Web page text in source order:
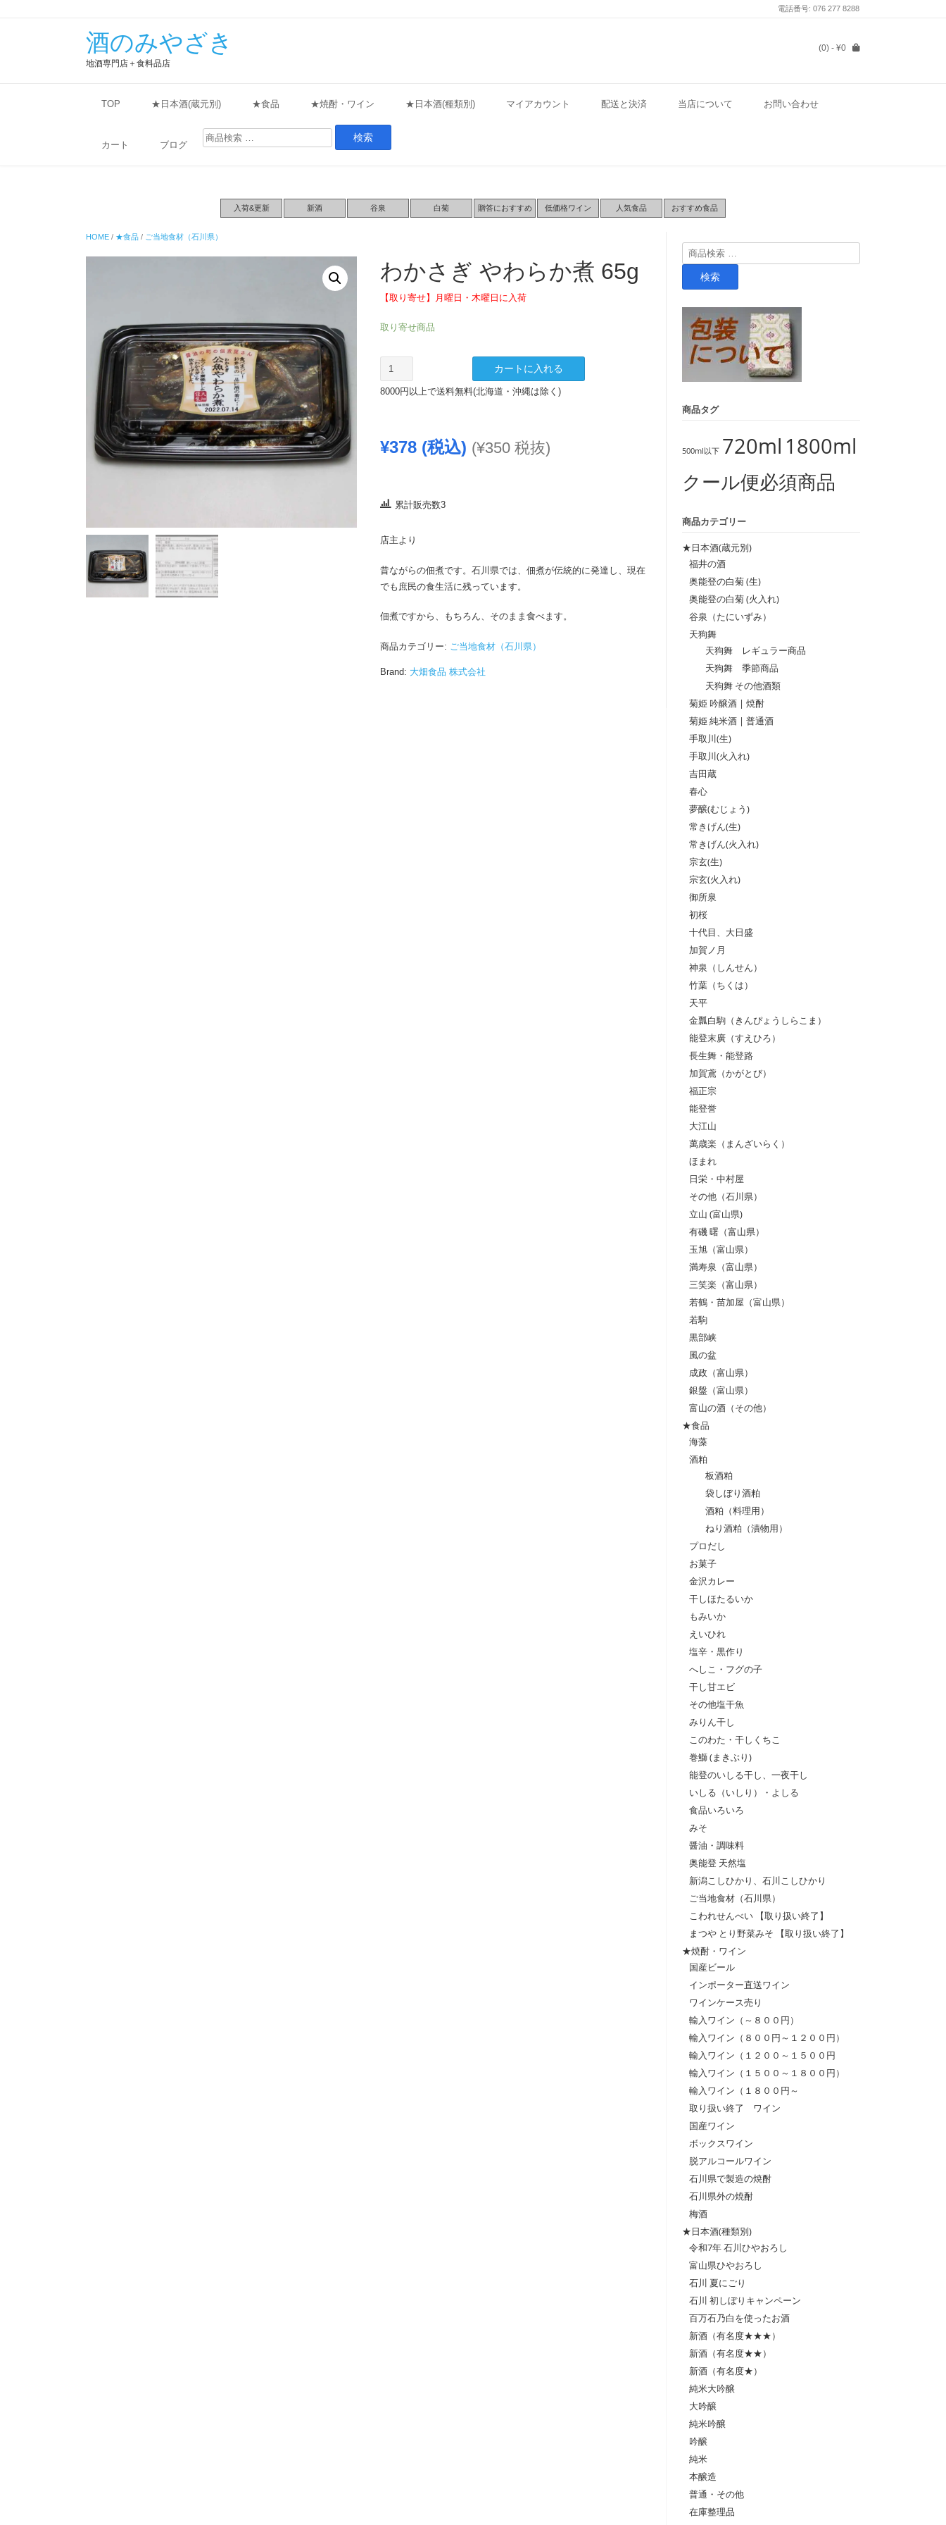
電話番号: 076 277 8288
酒のみやざき
地酒専門店＋食料品店
(0) - ¥0
TOP ★日本酒(蔵元別) ★食品 ★焼酎・ワイン ★日本酒(種類別) マイアカウント 配送と決済 当店について お問い合わせ
カート ブログ
検
索
入荷&更新 新酒 谷泉 白菊 贈答におすすめ 低価格ワイン 人気食品 おすすめ食品
HOME / ★食品 / ご当地食材（石川県）
わかさぎ やわらか煮 65g
【取り寄せ】月曜日・木曜日に入荷
取り寄せ商品
か
さ
わ
65g
カートに入れる
8000円以上で送料無料(北海道・沖縄は除く)
¥378(税込) (¥350税抜)
累計販売数3
店主より
昔ながらの佃煮です。石川県では、佃煮が伝統的に発達し、現在
でも庶民の食生活に残っています。
佃煮ですから、もちろん、そのまま食べます。
商品カテゴリー: ご当地食材（石川県）
Brand: 大畑食品 株式会社
検
索
検索
商品タグ
500ml以下 720ml 1800ml
クール便必須商品
商品カテゴリー
★日本酒(蔵元別)
福井の酒
奥能登の白菊 (生)
奥能登の白菊 (火入れ)
谷泉（たにいずみ）
天狗舞
天狗舞 レギュラー商品
天狗舞 季節商品
天狗舞 その他酒類
菊姫 吟醸酒 | 焼酎
菊姫 純米酒 | 普通酒
手取川(生)
手取川(火入れ)
吉田蔵
春心
夢醸(むじょう)
常きげん(生)
常きげん(火入れ)
宗玄(生)
宗玄(火入れ)
御所泉
初桜
十代目、大日盛
加賀ノ月
神泉（しんせん）
竹葉（ちくは）
天平
金瓢白駒（きんぴょうしらこま）
能登末廣（すえひろ）
長生舞・能登路
加賀鳶（かがとび）
福正宗
能登誉
大江山
萬歳楽（まんざいらく）
ほまれ
日栄・中村屋
その他（石川県）
立山 (富山県)
有磯 曙（富山県）
玉旭（富山県）
満寿泉（富山県）
三笑楽（富山県）
若鶴・苗加屋（富山県）
若駒
黒部峡
風の盆
成政（富山県）
銀盤（富山県）
富山の酒（その他）
★食品
海藻
酒粕
板酒粕
袋しぼり酒粕
酒粕（料理用）
ねり酒粕（漬物用）
プロだし
お菓子
金沢カレー
干しほたるいか
もみいか
えいひれ
塩辛・黒作り
へしこ・フグの子
干し甘エビ
その他塩干魚
みりん干し
このわた・干しくちこ
巻鰤 (まきぶり)
能登のいしる干し、一夜干し
いしる（いしり）・よしる
食品いろいろ
みそ
醤油・調味料
奥能登 天然塩
新潟こしひかり、石川こしひかり
ご当地食材（石川県）
こわれせんべい 【取り扱い終了】
まつや とり野菜みそ 【取り扱い終了】
★焼酎・ワイン
国産ビール
インポーター直送ワイン
ワインケース売り
輸入ワイン（～８００円）
輸入ワイン（８００円～１２００円）
輸入ワイン（１２００～１５００円
輸入ワイン（１５００～１８００円）
輸入ワイン（１８００円～
取り扱い終了 ワイン
国産ワイン
ボックスワイン
脱アルコールワイン
石川県で製造の焼酎
石川県外の焼酎
梅酒
★日本酒(種類別)
令和7年 石川ひやおろし
富山県ひやおろし
石川 夏にごり
石川 初しぼりキャンペーン
百万石乃白を使ったお酒
新酒（有名度★★★）
新酒（有名度★★）
新酒（有名度★）
純米大吟醸
大吟醸
純米吟醸
吟醸
純米
本醸造
普通・その他
在庫整理品